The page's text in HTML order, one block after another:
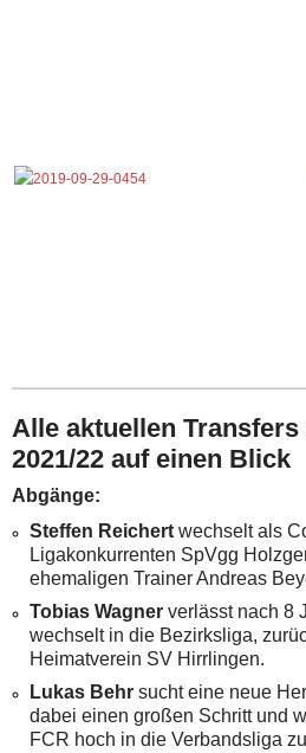
Alle aktuellen
2021/22 auf einen Blick
Abgänge:
Steffen Reichert wechselt als
Ligakonkurrenten SpVgg
ehemaligen Trainer Andreas
Tobias Wagner verlässt nach 8
wechselt in die Bezirksliga,
Heimatverein SV Hirrlingen.
Lukas Behr sucht eine neue
dabei einen großen Schritt und
FCR hoch in die Verbandsliga